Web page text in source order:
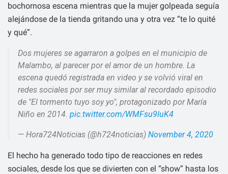
bochornosa escena mientras que la mujer golpeada seguía
alejándose de la tienda gritando una y otra vez “te lo quité
y qué”.
Dos mujeres se agarraron a golpes en el municipio de
Malambo, al parecer por el amor de un hombre. La
escena quedó registrada en video y se volvió viral en
redes sociales por ser muy similar al recordado episodio
de "El tormento tuyo soy yo", protagonizado por María
Niño en 2014. pic.twitter.com/WMFsu9luK4
— Hora724Noticias (@h724noticias) November 4, 2020
El hecho ha generado todo tipo de reacciones en redes
sociales, desde los que se divierten con el “show” hasta los